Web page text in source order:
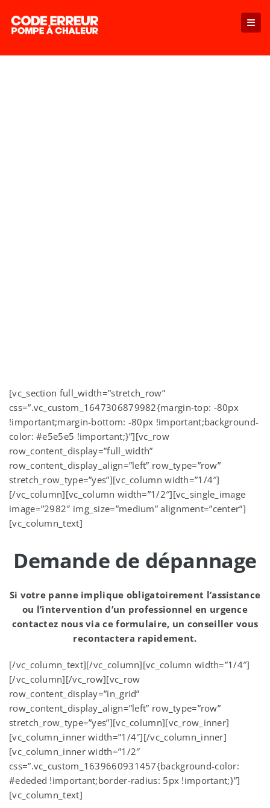
[vc_section full_width=”stretch_row”
css=”.vc_custom_1647306879982{margin-top: -80px
!important;margin-bottom: -80px !important;background-
color: #e5e5e5 !important;}”][vc_row
row_content_display=”full_width”
row_content_display_align=”left” row_type=”row”
stretch_row_type=”yes”][vc_column width=”1/4″]
[/vc_column][vc_column width=”1/2″][vc_single_image
image=”2982″ img_size=”medium” alignment=”center”]
[vc_column_text]
Demande de dépannage
Si votre panne implique obligatoirement l’assistance
ou l’intervention d’un professionnel en urgence
contactez nous via ce formulaire, un conseiller vous
recontactera rapidement.
[/vc_column_text][/vc_column][vc_column width=”1/4″]
[/vc_column][/vc_row][vc_row
row_content_display=”in_grid”
row_content_display_align=”left” row_type=”row”
stretch_row_type=”yes”][vc_column][vc_row_inner]
[vc_column_inner width=”1/4″][/vc_column_inner]
[vc_column_inner width=”1/2″
css=”.vc_custom_1639660931457{background-color:
#ededed !important;border-radius: 5px !important;}”]
[vc_column_text]